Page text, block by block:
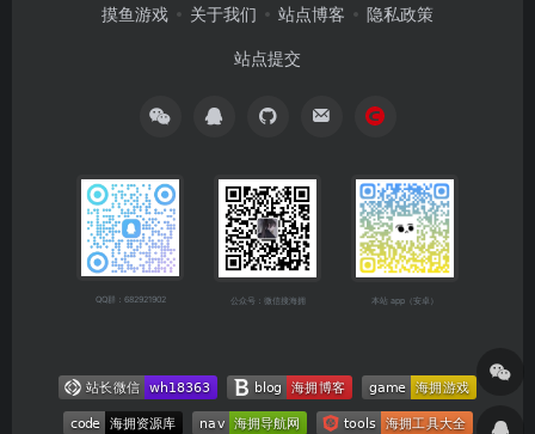
摸鱼游戏 关于我们 站点博客 隐私政策
站点提交
QQ群：682921902 公众号：微信搜海拥 本站 app（安卓）